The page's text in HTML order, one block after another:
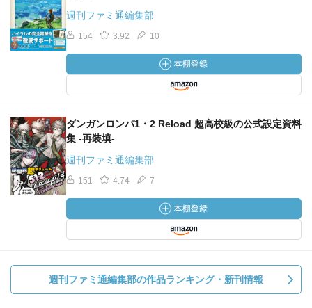
週刊ファミ通編集部
154 3.92 10
ダンガンロンパ1・2 Reload 超高校級の公式設定資料
集 -再装填-
週刊ファミ通編集部
151 4.74 7
週刊ファミ通編集部の作品ランキング・新刊情報